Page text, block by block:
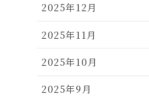
2025年12月
2025年11月
2025年10月
2025年9月